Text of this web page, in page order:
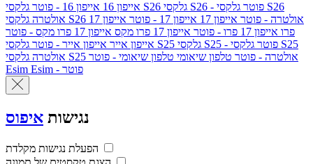
אייפון 16 אייפון 16 - פוטר גלקסי S26 גלקסי S26 - פוטר גלקסי S26
אולטרה
גלקסי S26 אולטרה - פוטר אייפון 17 אייפון 17 - פוטר
אייפון 17
פרו אייפון 17 פרו - פוטר אייפון 17 פרו מקס
אייפון 17 פרו מקס - פוטר
אייפון אייר אייפון אייר - פוטר גלקסי S25 גלקסי S25 - פוטר גלקסי S25
אולטרה
גלקסי S25 אולטרה - פוטר טלפון שיאומי טלפון שיאומי - פוטר
Esim
Esim - פוטר
נגישות איפוס
הפעלת נגישות מקלדת